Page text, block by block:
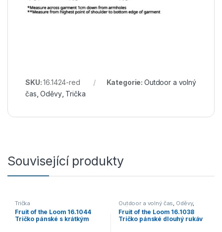
SKU:16.1424-red Kategorie: Outdoor a volný
čas ,Oděvy, Trička
Související produkty
Trička
Fruit of the Loom 16.1044
Tričko pánské s krátkým
Outdoor a volný čas Oděvy,
Trička
Fruit of the Loom 16.1038
Tričko pánské dlouhý rukáv